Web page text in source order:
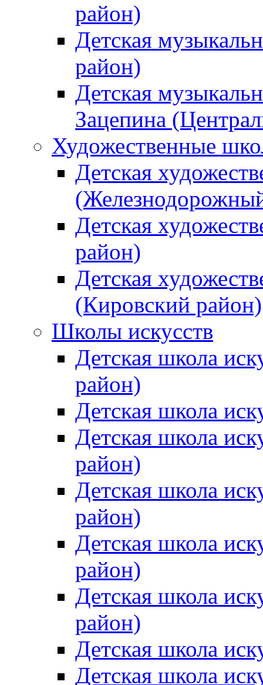
район)
Детская
район)
Детская
Зацепина
Художественные
Детская
Детская
район)
Детская
(Кировский район)
Школы искусств
Детская школа
район)
Детская школа
Детская школа
район)
Детская школа
район)
Детская школа
район)
Детская школа
район)
Детская школа
Детская школа